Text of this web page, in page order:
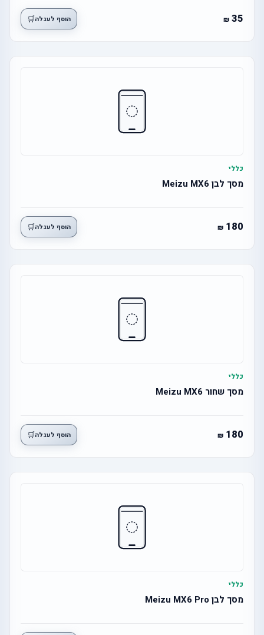
35 הוסף לעגלה🛒
כללי
מסך לבן Meizu MX6
180 הוסף לעגלה🛒
כללי
מסך שחור Meizu MX6
180 הוסף לעגלה🛒
כללי
מסך לבן Meizu MX6 Pro